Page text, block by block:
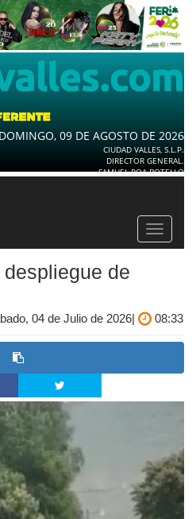
DOMINGO, 09 DE AGOSTO DE 2026
CIUDAD VALLES, S.L.P.
DIRECTOR GENERAL.
SAMUEL ROA BOTELLO
Toggle
de
04 de Julio de 2026| 08:33